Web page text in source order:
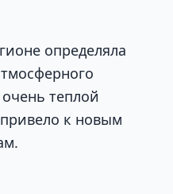
определяла
теплой
к новым